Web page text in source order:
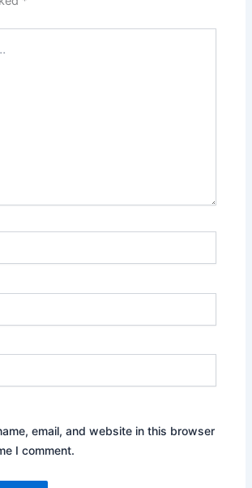
email, and website in this browser
I comment.